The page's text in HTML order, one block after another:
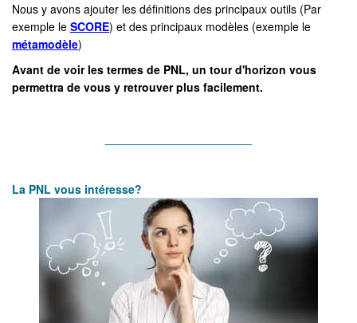
Nous y avons ajouter les définitions des principaux outils (Par
exemple le SCORE) et des principaux modèles (exemple le
métamodèle)
Avant de voir les termes de PNL, un tour d'horizon vous
permettra de vous y retrouver plus facilement.
La PNL vous intéresse?